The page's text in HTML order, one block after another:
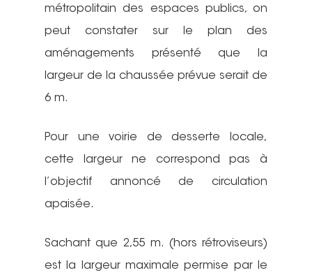
métropolitain des espaces publics, on
peut constater sur le plan des
aménagements présenté que la
largeur de la chaussée prévue serait de
6 m.
Pour une voirie de desserte locale,
cette largeur ne correspond pas à
l’objectif annoncé de circulation
apaisée.
Sachant que 2,55 m. (hors rétroviseurs)
est la largeur maximale permise par le